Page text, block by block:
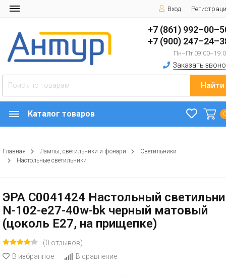
Вход
+7 (861)
+7 (900)
Пн–Пт
Заказать
Найти
Каталог товаров
Главная Лампы, светильники и фонари
Светильники
Настольные светильники
ЭРА C0041424 Настольный
N-102-e27-40w-bk черный матовый
(цоколь E27, на прищепке)
(0 отзывов)
В избранное
В сравнение